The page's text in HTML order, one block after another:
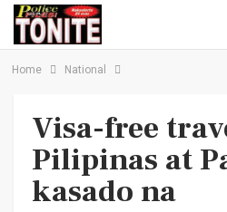
Home National
Visa-free
Pilipinas at
kasado na